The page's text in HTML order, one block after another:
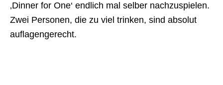
‚Dinner for One‘ endlich mal selber nachzuspielen.
Zwei Personen, die zu viel trinken, sind absolut
auflagengerecht.